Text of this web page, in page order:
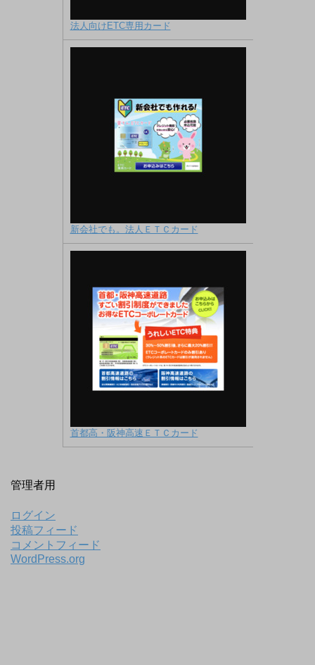
法人向けETC専用カード
新会社でも。法人ＥＴＣカード
首都高・阪神高速ＥＴＣカード
管理者用
ログイン
投稿フィード
コメントフィード
WordPress.org